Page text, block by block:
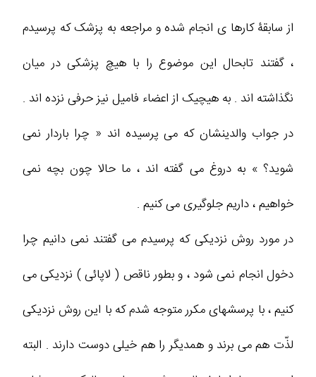
از سابقۀ کارها ی انجام شده و مراجعه به پزشک که پرسیدم
، گفتند تابحال این موضوع را با هیچ پزشکی در میان
نگذاشته اند . به هیچیک از اعضاء فامیل نیز حرفی نزده اند .
در جواب والدینشان که می پرسیده اند « چرا باردار نمی
شوید؟ » به دروغ می گفته اند ، ما حالا چون بچه نمی
خواهیم ، داریم جلوگیری می کنیم .
در مورد روش نزدیکی که پرسیدم می گفتند نمی دانیم چرا
دخول انجام نمی شود ، و بطور ناقص ( لاپائی ) نزدیکی می
کنیم ، با پرسشهای مکرر متوجه شدم که با این روش نزدیکی
لذّت هم می برند و همدیگر را هم خیلی دوست دارند . البته